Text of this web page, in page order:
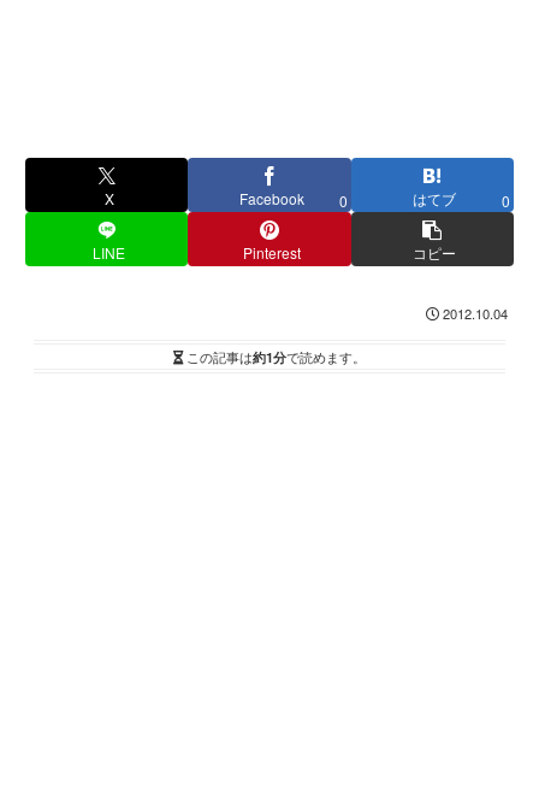
X Facebook 0 はてブ 0
LINE Pinterest コピー
2012.10.04
この記事は約1分で読めます。